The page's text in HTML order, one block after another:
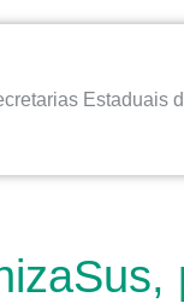
Estaduais